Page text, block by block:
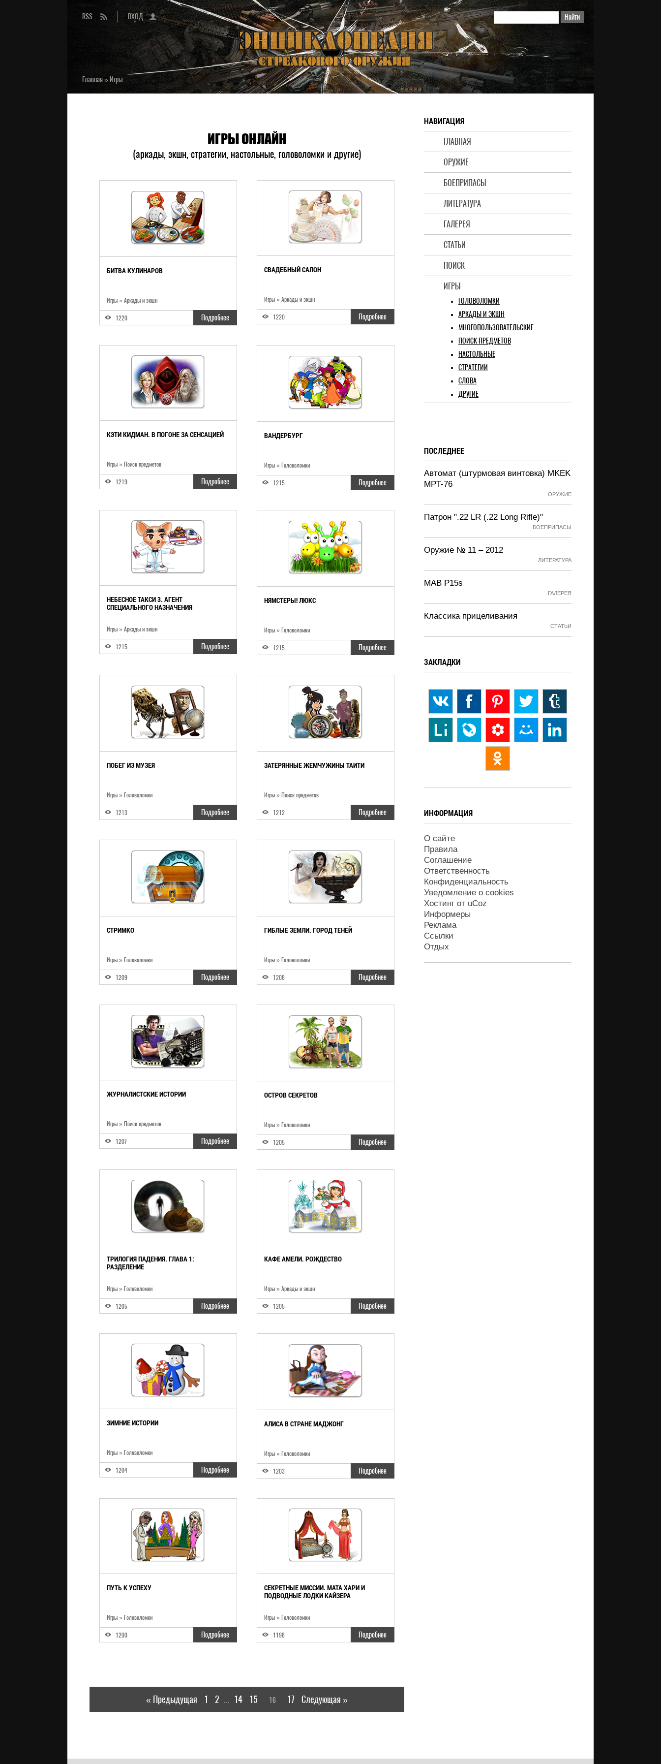
RSS ВХОД
Главная» Игры
НАВИГАЦИЯ
ГЛАВНАЯ
ОРУЖИЕ
БОЕПРИПАСЫ
ЛИТЕРАТУРА
ГАЛЕРЕЯ
СТАТЬИ
ПОИСК
ИГРЫ
ГОЛОВОЛОМКИ
АРКАДЫ И ЭКШН
МНОГОПОЛЬЗОВАТЕЛЬСКИЕ
ПОИСК ПРЕДМЕТОВ
НАСТОЛЬНЫЕ
СТРАТЕГИИ
СЛОВА
ДРУГИЕ
ИГРЫ ОНЛАЙН
(аркады, экшн, стратегии, настольные, головоломки и другие)
БИТВА КУЛИНАРОВ
Игры» Аркады и экшн
1220 Подробнее
СВАДЕБНЫЙ САЛОН
Игры» Аркады и экшн
1220 Подробнее
КЭТИ КИДМАН. В ПОГОНЕ ЗА СЕНСАЦИЕЙ
Игры» Поиск предметов
1219 Подробнее
ВАНДЕРБУРГ
Игры» Головоломки
1215 Подробнее
НЕБЕСНОЕ ТАКСИ 3. АГЕНТ
СПЕЦИАЛЬНОГО НАЗНАЧЕНИЯ
Игры» Аркады и экшн
1215 Подробнее
НЯМСТЕРЫ! ЛЮКС
Игры» Головоломки
1215 Подробнее
ПОБЕГ ИЗ МУЗЕЯ
Игры» Головоломки
1213 Подробнее
ЗАТЕРЯННЫЕ ЖЕМЧУЖИНЫ ТАИТИ
Игры» Поиск предметов
1212 Подробнее
СТРИМКО
Игры» Головоломки
1209 Подробнее
ГИБЛЫЕ ЗЕМЛИ. ГОРОД ТЕНЕЙ
Игры» Головоломки
1208 Подробнее
ЖУРНАЛИСТСКИЕ ИСТОРИИ
Игры» Поиск предметов
1207 Подробнее
ОСТРОВ СЕКРЕТОВ
Игры» Головоломки
1205 Подробнее
ТРИЛОГИЯ ПАДЕНИЯ. ГЛАВА 1:
РАЗДЕЛЕНИЕ
Игры» Головоломки
1205 Подробнее
КАФЕ АМЕЛИ. РОЖДЕСТВО
Игры» Аркады и экшн
1205 Подробнее
ЗИМНИЕ ИСТОРИИ
Игры» Головоломки
1204 Подробнее
АЛИСА В СТРАНЕ МАДЖОНГ
Игры» Головоломки
1203 Подробнее
ПУТЬ К УСПЕХУ
Игры» Головоломки
1200 Подробнее
СЕКРЕТНЫЕ МИССИИ. МАТА ХАРИ И
ПОДВОДНЫЕ ЛОДКИ КАЙЗЕРА
Игры» Головоломки
1198 Подробнее
« Предыдущая 1 2 14 15 16 17 Следующая »
ПОСЛЕДНЕЕ
Автомат (штурмовая винтовка) MKEK
MPT-76
ОРУЖИЕ
Патрон ".22 LR (.22 Long Rifle)"
БОЕПРИПАСЫ
Оружие № 11 – 2012
ЛИТЕРАТУРА
MAB P15s
ГАЛЕРЕЯ
Классика прицеливания
СТАТЬИ
ЗАКЛАДКИ
ИНФОРМАЦИЯ
О сайте
Правила
Соглашение
Ответственность
Конфиденциальность
Уведомление о cookies
Хостинг от uCoz
Информеры
Реклама
Ссылки
Отдых